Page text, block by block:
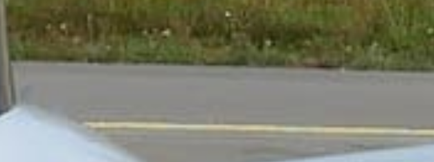
depuis Bordeaux